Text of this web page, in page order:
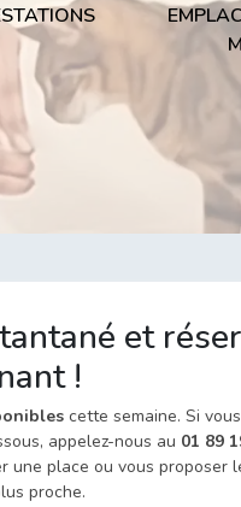
et
!
cette semaine. Si
appelez-nous au 01 89
une place ou vous proposer
proche.